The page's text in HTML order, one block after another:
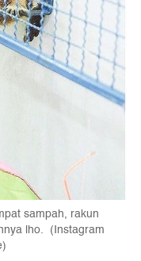
sampah, rakun
lho. (Instagram